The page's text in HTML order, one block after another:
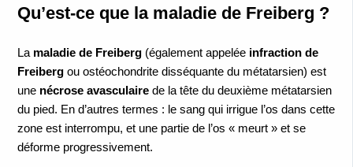
Qu’est-ce que la maladie de Freiberg ?
La maladie de Freiberg(également appelée infraction de
Freibergou ostéochondrite disséquante du métatarsien) est
une nécrose avasculairede la tête du deuxième métatarsien
du pied. En d’autres termes : le sang qui irrigue l’os dans cette
zone est interrompu, et une partie de l’os « meurt » et se
déforme progressivement.